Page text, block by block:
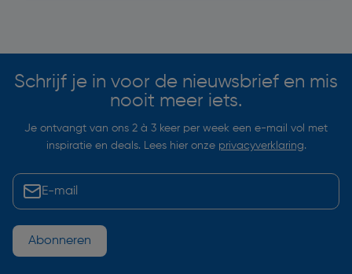
Schrijf je in voor de nieuwsbrief en mis
nooit meer iets.
Je ontvangt van ons 2 à 3 keer per week een e-mail vol met
inspiratie en deals. Lees hier onze privacyverklaring.
Abonneren